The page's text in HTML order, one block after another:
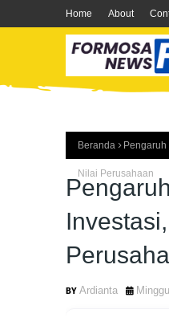
Home About
Beranda
Nilai Perusahaan
Ardianta